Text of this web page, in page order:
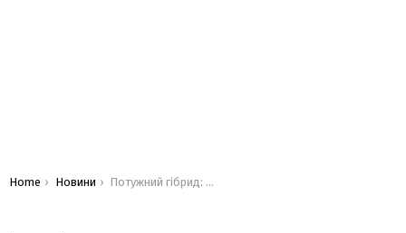
You are here:
Home Новини Потужний гібрид: новий кросовер MG ZS показали на перших офіційних фото